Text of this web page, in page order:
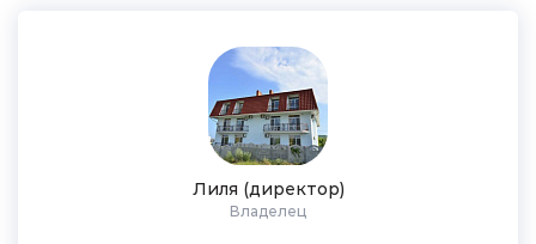
Лиля (директор)
Владелец